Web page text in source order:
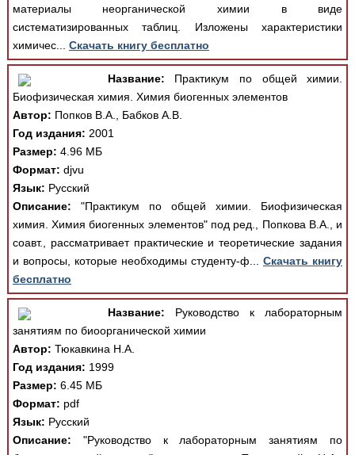
материалы неорганической химии в виде
систематизированных таблиц. Изложены характеристики
химичес... Скачать книгу бесплатно
Название: Практикум по общей химии.
Биофизическая химия. Химия биогенных элементов
Автор: Попков В.А., Бабков А.В.
Год издания: 2001
Размер: 4.96 МБ
Формат: djvu
Язык: Русский
Описание: "Практикум по общей химии. Биофизическая
химия. Химия биогенных элементов" под ред., Попкова В.А., и
соавт., рассматривает практические и теоретические задания
и вопросы, которые необходимы студенту-ф...Скачать книгу
бесплатно
Название: Руководство к лабораторным
занятиям по биоорганической химии
Автор: Тюкавкина Н.А.
Год издания: 1999
Размер: 6.45 МБ
Формат: pdf
Язык: Русский
Описание: "Руководство к лабораторным занятиям по